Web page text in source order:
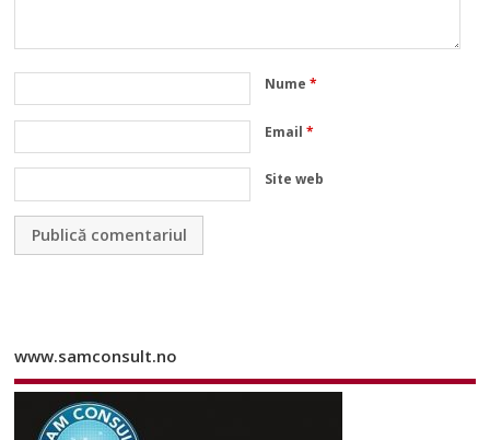
Nume*
Email*
Site web
www.samconsult.no